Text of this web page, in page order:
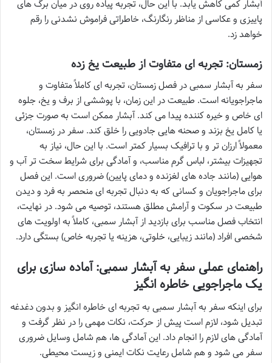
آبشار کمی کاهش یابد. با این حال، تجربه پیاده روی در میان برگ های
پاییزی و عکاسی از مناظر رنگارنگ، خاطراتی فراموش نشدنی را رقم
خواهد زد.
زمستان: تجربه ای متفاوت از طبیعت یخ زده
سفر به آبشار سمبی در فصل زمستان، تجربه ای کاملاً متفاوت و
ماجراجویانه است. طبیعت در این زمان، با پوششی از برف و یخ، جلوه
ای خاص و خیره کننده پیدا می کند. آبشار ممکن است به صورت جزئی
یا کامل یخ بزند و صحنه هایی جادویی را خلق کند. سفر در زمستان،
معمولاً ارزان تر و با ترافیک بسیار کمتر است. با این حال، نیاز به
تجهیزات بیشتر، لباس گرم مناسب، و آمادگی برای شرایط سخت تر آب و
هوایی (مانند جاده های لغزنده و دمای پایین) ضروری است. این فصل
برای ماجراجویان و کسانی که به دنبال تجربه ای منحصر به فرد و دیدن
طبیعت در سکوت و آرامش مطلق هستند، توصیه می شود. در نهایت،
انتخاب فصل مناسب برای بازدید از آبشار سمبی، کاملاً به اولویت های
شخصی افراد (مانند زیبایی، خلوتی، هزینه یا تجربه خاص) بستگی دارد.
راهنمای عملی سفر به آبشار سمبی: آماده سازی برای
یک ماجراجویی خاطره انگیز
برای اینکه سفر به آبشار سمبی به تجربه ای خاطره انگیز و بدون دغدغه
تبدیل شود، لازم است پیش از حرکت، نکات مهمی را در نظر گرفت و
آمادگی های لازم را انجام داد. این آمادگی ها، هم شامل وسایل ضروری
سفر می شود و هم شامل رعایت نکات ایمنی و زیست محیطی.